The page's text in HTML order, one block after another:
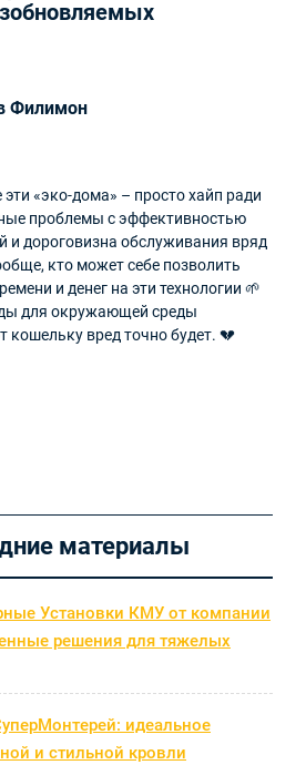
Филимон
эти «эко-дома» – просто хайп ради
проблемы с эффективностью
и дороговизна обслуживания вряд
кто может себе позволить
и денег на эти технологии 🌱
для окружающей среды
кошельку вред точно будет. 💔
материалы
Установки КМУ от компании
решения для тяжелых
идеальное
и стильной кровли